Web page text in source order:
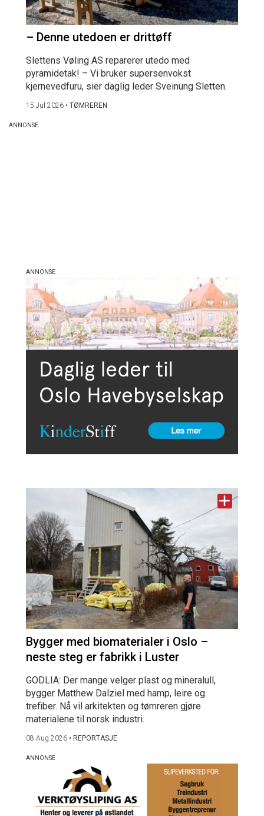
– Denne utedoen er drittøff
Slettens Vøling AS reparerer utedo med
pyramidetak! – Vi bruker supersenvokst
kjernevedfuru, sier daglig leder Sveinung Sletten.
15 Jul 2026 • TØMREREN
Bygger med biomaterialer i Oslo –
neste steg er fabrikk i Luster
GODLIA: Der mange velger plast og mineralull,
bygger Matthew Dalziel med hamp, leire og
trefiber. Nå vil arkitekten og tømreren gjøre
materialene til norsk industri.
08 Aug 2026 • REPORTASJE